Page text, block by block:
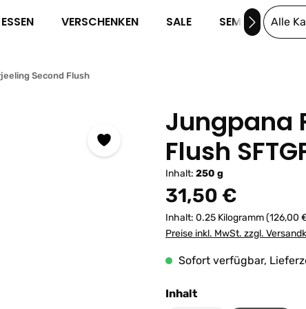
ESSEN VERSCHENKEN SALE SEMINAREAlle
Second Flush
Jungpana
Flush
Inhalt: 250 g
Regulärer Preis:
31,50 €
Inhalt: 0.25 Kilogramm(126,00
Preise inkl. MwSt. zzgl.
Sofort verfügbar,
Inhaltauswählen